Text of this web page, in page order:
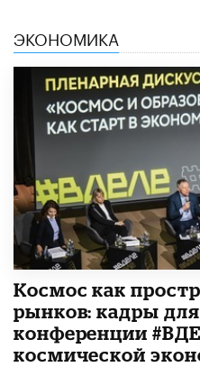
ЭКОНОМИКА
Космос как
рынков: кадры
конференции
космической